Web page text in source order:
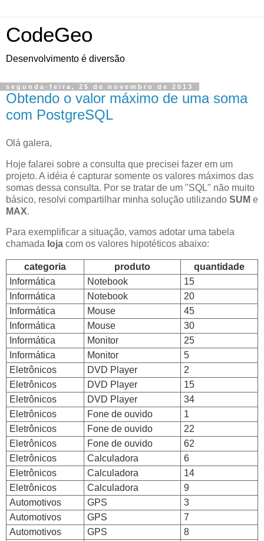
CodeGeo
Desenvolvimento é diversão
segunda-feira, 25 de novembro de 2013
Obtendo o valor máximo de uma soma
com PostgreSQL
Olá galera,
Hoje falarei sobre a consulta que precisei fazer em um
projeto. A idéia é capturar somente os valores máximos das
somas dessa consulta. Por se tratar de um "SQL" não muito
básico, resolvi compartilhar minha solução utilizando SUM e
MAX.
Para exemplificar a situação, vamos adotar uma tabela
chamada loja com os valores hipotéticos abaixo:
categoria produto
quantidade
Informática
Notebook
15
Informática
Notebook
20
Informática
Mouse
45
Informática
Mouse
30
Informática
Monitor
25
Informática
Monitor
5
Eletrônicos
DVD Player
2
Eletrônicos
DVD Player
15
Eletrônicos
DVD Player
34
Eletrônicos
Fone de ouvido
1
Eletrônicos
Fone de ouvido
22
Eletrônicos
Fone de ouvido
62
Eletrônicos
Calculadora
6
Eletrônicos
Calculadora
14
Eletrônicos
Calculadora
9
Automotivos
GPS
3
Automotivos
GPS
7
Automotivos
GPS
8